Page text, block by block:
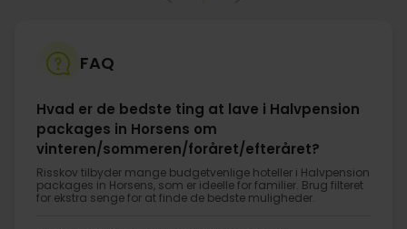
FAQ
Hvad er de bedste ting at lave i Halvpension
packages in Horsens om
vinteren/sommeren/foråret/efteråret?
Risskov tilbyder mange budgetvenlige hoteller i Halvpension
packages in Horsens, som er ideelle for familier. Brug filteret
for ekstra senge for at finde de bedste muligheder.